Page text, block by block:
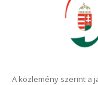
A közlemény szerint a